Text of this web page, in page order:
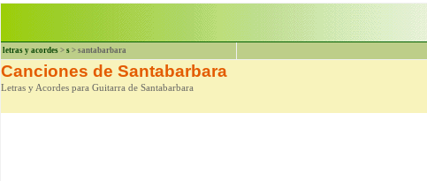
letras y acordes > s > santabarbara
Canciones de Santabarbara
Letras y Acordes para Guitarra de Santabarbara